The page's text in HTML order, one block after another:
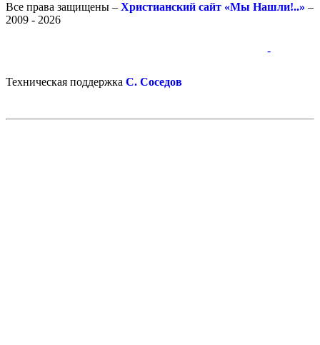
Все права защищены – Христианский сайт «Мы Нашли!..» –
2009 - 2026
-
Техническая поддержка С. Соседов